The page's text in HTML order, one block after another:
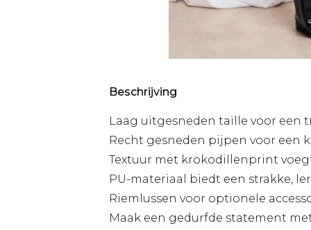
Beschrijving
Laag uitgesneden taille voor een
Recht gesneden pijpen voor een
Textuur met krokodillenprint
PU-materiaal biedt een strakke,
Riemlussen voor optionele
Maak een gedurfde statement